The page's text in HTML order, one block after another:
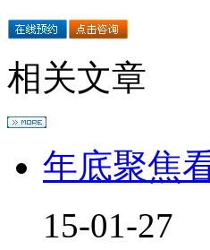
相关文章
年底聚焦
15-01-27